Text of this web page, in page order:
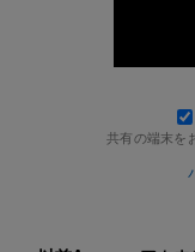
共有の端末を